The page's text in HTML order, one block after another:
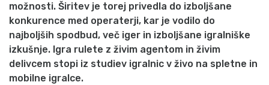
možnosti. Širitev je torej privedla do izboljšane
konkurence med operaterji, kar je vodilo do
najboljših spodbud, več iger in izboljšane igralniške
izkušnje. Igra rulete z živim agentom in živim
delivcem stopi iz studiev igralnic v živo na spletne in
mobilne igralce.